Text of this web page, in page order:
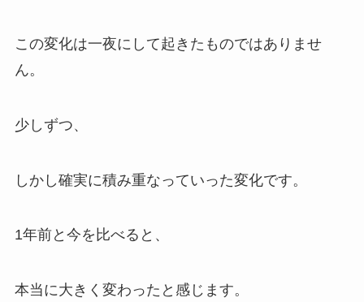
この変化は一夜にして起きたものではありませ
ん。
少しずつ、
しかし確実に積み重なっていった変化です。
1年前と今を比べると、
本当に大きく変わったと感じます。